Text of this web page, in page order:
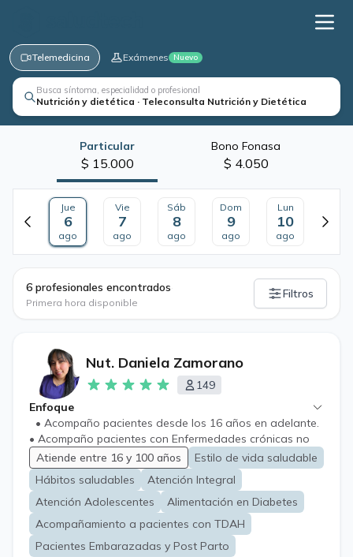
Telemedicina Exámenes Nuevo
Busca síntoma, especialidad o profesional
Nutrición y dietética · Teleconsulta Nutrición y Dietética
Particular
$ 15.000
Bono Fonasa
$ 4.050
Jue
6
ago
Vie
7
ago
Sáb
8
ago
Dom
9
ago
Lun
10
ago
6 profesionales encontrados
Primera hora disponible
Filtros
Nut. Daniela Zamorano
149
Enfoque
• Acompaño pacientes desde los 16 años en adelante.
• Acompaño pacientes con Enfermedades crónicas no
transmisible (Diabetes 2, Hipertensión, Dislipidemia, etc.) •
Acompaño a pacientes con tratamiento farmacológico a
la baja de peso (previa receta otorgada por médico) •
Acompaño a pacientes con TDAH • Acompaño a
pacientes Embarazadas y Post Parto • Acompaño a
pacientes que quieran sanar su relación con la comida y
TCA • Acompaño a pacientes post cirugía estética •
Atiende entre 16 y 100 años
Estilo de vida saludable
Hábitos saludables
Atención Integral
Atención Adolescentes
Alimentación en Diabetes
Acompañamiento a pacientes con TDAH
Pacientes Embarazadas y Post Parto